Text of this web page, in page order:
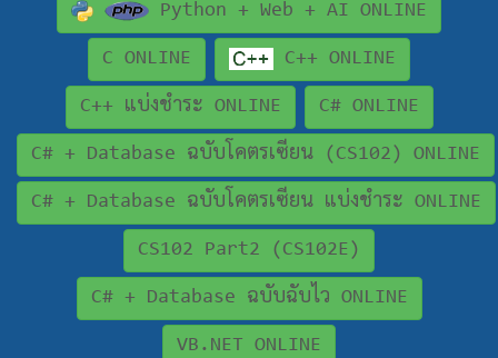
Python + Web + AI ONLINE
C ONLINE C++ ONLINE
C++ แบ่งชำระ ONLINE C# ONLINE
C# + Database ฉบับโคตรเซียน (CS102) ONLINE
C# + Database ฉบับโคตรเซียน แบ่งชำระ ONLINE
CS102 Part2 (CS102E)
C# + Database ฉบับฉับไว ONLINE
VB.NET ONLINE